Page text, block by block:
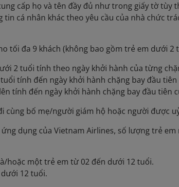
cấp họ và tên đầy đủ như trong giấy tờ tùy
tin cá nhân khác theo yêu cầu của nhà chức
tối đa 9 khách (không bao gồm trẻ em dưới
2 tuổi tính theo ngày khởi hành của từng
tính đến ngày khởi hành chặng bay đầu
tính đến ngày khởi hành chặng bay đầu tiên
cùng bố mẹ/người giám hộ hoặc người được
dụng của Vietnam Airlines, số lượng trẻ
hoặc một trẻ em từ 02 đến dưới 12 tuổi.
12 tuổi.